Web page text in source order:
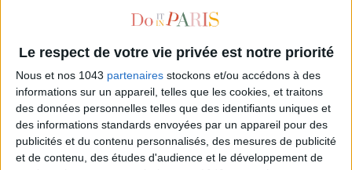
Le respect de votre vie privée est notre priorité
Nous et nos 1043 partenaires stockons et/ou accédons à des
informations sur un appareil, telles que les cookies, et traitons
des données personnelles telles que des identifiants uniques et
des informations standards envoyées par un appareil pour des
publicités et du contenu personnalisés, des mesures de publicité
et de contenu, des études d'audience et le développement de